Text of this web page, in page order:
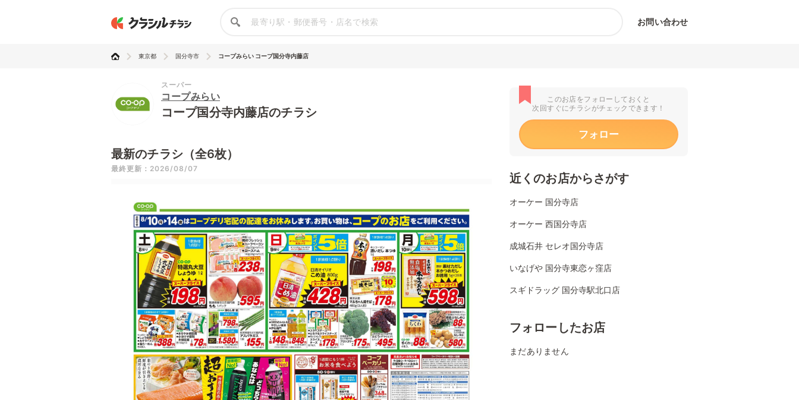
お問い合わせ
東京都 国分寺市 コープみらい コープ国分寺内藤店
スーパー
コープみらい
コープ国分寺内藤店のチラシ
最新のチラシ（全6枚）
最終更新：2026/08/07
このお店をフォローしておくと
次回すぐにチラシがチェックできます！
フォロー
近くのお店からさがす
オーケー 国分寺店
オーケー 西国分寺店
成城石井 セレオ国分寺店
いなげや 国分寺東恋ヶ窪店
スギドラッグ 国分寺駅北口店
フォローしたお店
まだありません